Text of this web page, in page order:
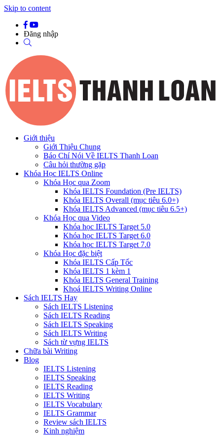
Skip to content
Đăng nhập
Giới thiệu
Giới Thiệu Chung
Báo Chí Nói Về IELTS Thanh Loan
Câu hỏi thường gặp
Khóa Học IELTS Online
Khóa Học qua Zoom
Khóa IELTS Foundation (Pre IELTS)
Khóa IELTS Overall (mục tiêu 6.0+)
Khóa IELTS Advanced (mục tiêu 6.5+)
Khóa Học qua Video
Khóa học IELTS Target 5.0
Khóa học IELTS Target 6.0
Khóa học IELTS Target 7.0
Khóa Học đặc biệt
Khóa IELTS Cấp Tốc
Khóa IELTS 1 kèm 1
Khóa IELTS General Training
Khoá IELTS Writing Online
Sách IELTS Hay
Sách IELTS Listening
Sách IELTS Reading
Sách IELTS Speaking
Sách IELTS Writing
Sách từ vựng IELTS
Chữa bài Writing
Blog
IELTS Listening
IELTS Speaking
IELTS Reading
IELTS Writing
IELTS Vocabulary
IELTS Grammar
Review sách IELTS
Kinh nghiệm